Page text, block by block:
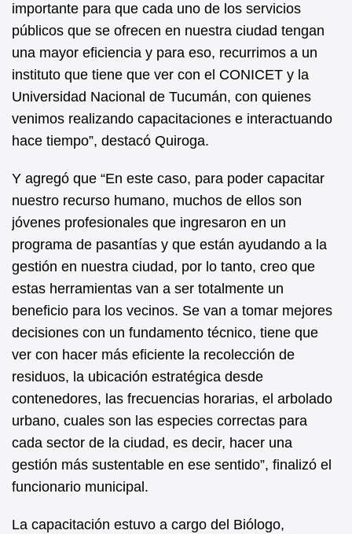
importante para que cada uno de los servicios
públicos que se ofrecen en nuestra ciudad tengan
una mayor eficiencia y para eso, recurrimos a un
instituto que tiene que ver con el CONICET y la
Universidad Nacional de Tucumán, con quienes
venimos realizando capacitaciones e interactuando
hace tiempo”, destacó Quiroga.
Y agregó que “En este caso, para poder capacitar
nuestro recurso humano, muchos de ellos son
jóvenes profesionales que ingresaron en un
programa de pasantías y que están ayudando a la
gestión en nuestra ciudad, por lo tanto, creo que
estas herramientas van a ser totalmente un
beneficio para los vecinos. Se van a tomar mejores
decisiones con un fundamento técnico, tiene que
ver con hacer más eficiente la recolección de
residuos, la ubicación estratégica desde
contenedores, las frecuencias horarias, el arbolado
urbano, cuales son las especies correctas para
cada sector de la ciudad, es decir, hacer una
gestión más sustentable en ese sentido”, finalizó el
funcionario municipal.
La capacitación estuvo a cargo del Biólogo,